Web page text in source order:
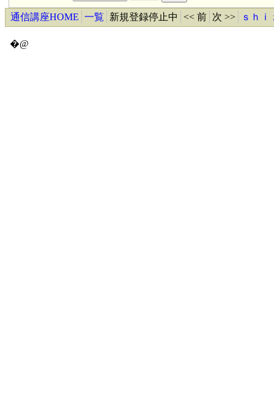
通信講座HOME 一覧 新規登録停止中 << 前 次 >> ｓｈ
�@